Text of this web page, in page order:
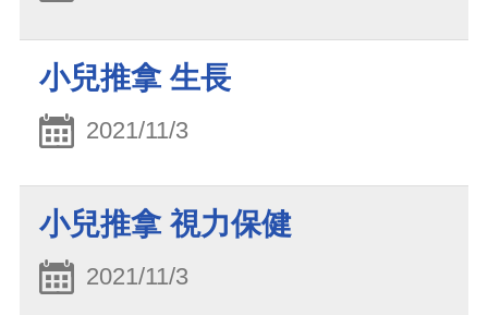
小兒推拿 生長
2021/11/3
小兒推拿 視力保健
2021/11/3